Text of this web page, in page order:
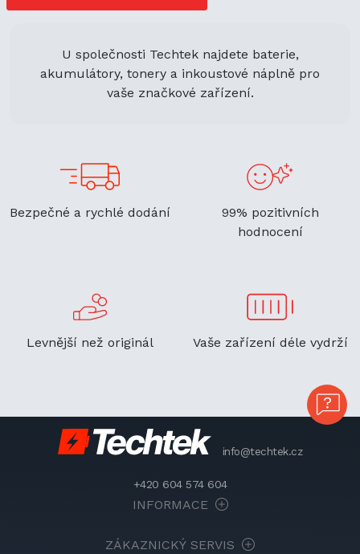
flexibilitu.
U společnosti Techtek najdete baterie,
akumulátory, tonery a inkoustové náplně pro
vaše značkové zařízení.
Bezpečné a rychlé dodání
99% pozitivních
hodnocení
Levnější než originál Vaše zařízení déle vydrží
info@techtek.cz
+420 604 574 604
INFORMACE
ZÁKAZNICKÝ SERVIS